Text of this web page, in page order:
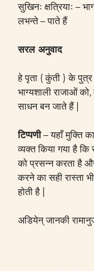
सुखिनः क्षत्रियाः –
लभन्ते – पाते हैं
सरल अनुवाद
हे पृता ( कुंती ) के
भाग्यशाली राजाओं
साधन बन जाते हैं |
टिप्पणी– यहाँ मुक्ति
व्यक्त किया गया है कि
को प्रसन्न करता है
करने का सही रास्ता
होती है |
अडियेन् जानकी